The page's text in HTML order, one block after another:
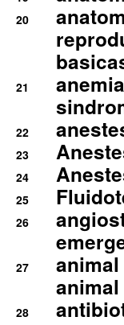
20
21
22
23
24
25
26
27
28